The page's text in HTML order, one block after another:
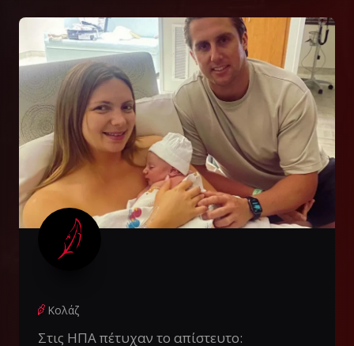
Κολάζ
Στις ΗΠΑ πέτυχαν το απίστευτο: